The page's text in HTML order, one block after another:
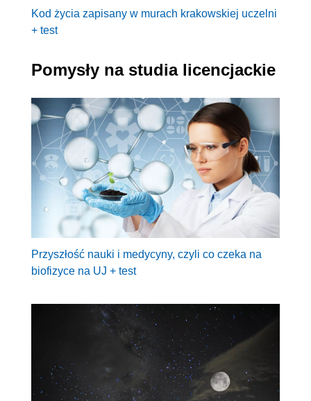
Kod życia zapisany w murach krakowskiej uczelni
+ test
Pomysły na studia licencjackie
Przyszłość nauki i medycyny, czyli co czeka na
biofizyce na UJ + test